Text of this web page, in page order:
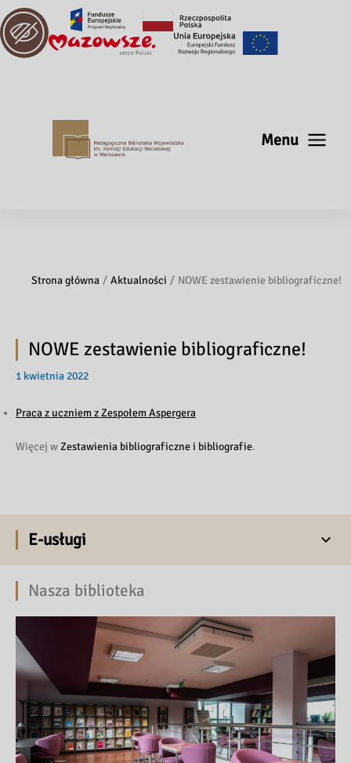
Menu
Strona główna Aktualności NOWE zestawienie bibliograficzne!
NOWE zestawienie bibliograficzne!
1 kwietnia 2022
Praca z uczniem z Zespołem Aspergera
Więcej wZestawienia bibliograficzne i bibliografie.
E-usługi
Nasza biblioteka